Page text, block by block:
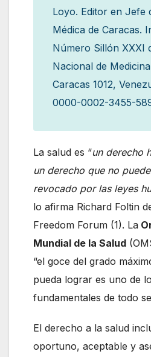
Loyo. Editor en Jefe
Médica de Caracas.
Número Sillón XXXI
Nacional de
Caracas 1012,
0000-0002-3455-
La salud es “un derecho
un derecho que no
revocado por las leyes
lo afirma Richard Foltin
Freedom Forum (1). La
Mundial de la Salud
“el goce del grado
pueda lograr es uno de
fundamentales de todo
El derecho a la salud
oportuno, aceptable y